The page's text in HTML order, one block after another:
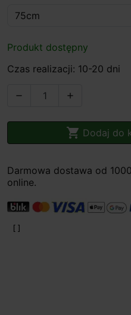
Produkt dostępny
Czas realizacji: 10-20 dni
 
 Dodaj do
Darmowa dostawa od
online.